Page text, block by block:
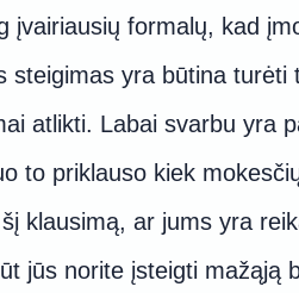
įvairiausių formalų, kad
steigimas yra būtina
atlikti. Labai svarbu yra
to priklauso kiek
klausimą, ar jums yra
jūs norite įsteigti mažąją